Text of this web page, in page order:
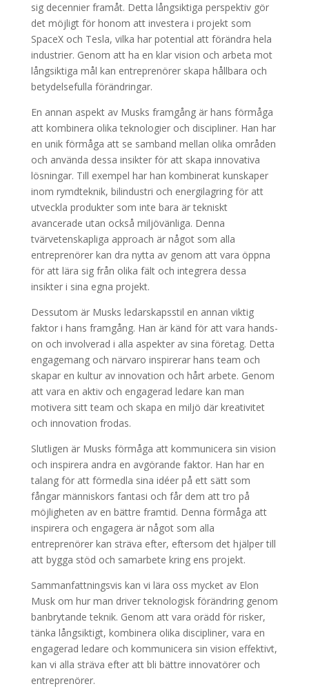
sig decennier framåt. Detta långsiktiga perspektiv gör
det möjligt för honom att investera i projekt som
SpaceX och Tesla, vilka har potential att förändra hela
industrier. Genom att ha en klar vision och arbeta mot
långsiktiga mål kan entreprenörer skapa hållbara och
betydelsefulla förändringar.
En annan aspekt av Musks framgång är hans förmåga
att kombinera olika teknologier och discipliner. Han har
en unik förmåga att se samband mellan olika områden
och använda dessa insikter för att skapa innovativa
lösningar. Till exempel har han kombinerat kunskaper
inom rymdteknik, bilindustri och energilagring för att
utveckla produkter som inte bara är tekniskt
avancerade utan också miljövänliga. Denna
tvärvetenskapliga approach är något som alla
entreprenörer kan dra nytta av genom att vara öppna
för att lära sig från olika fält och integrera dessa
insikter i sina egna projekt.
Dessutom är Musks ledarskapsstil en annan viktig
faktor i hans framgång. Han är känd för att vara hands-
on och involverad i alla aspekter av sina företag. Detta
engagemang och närvaro inspirerar hans team och
skapar en kultur av innovation och hårt arbete. Genom
att vara en aktiv och engagerad ledare kan man
motivera sitt team och skapa en miljö där kreativitet
och innovation frodas.
Slutligen är Musks förmåga att kommunicera sin vision
och inspirera andra en avgörande faktor. Han har en
talang för att förmedla sina idéer på ett sätt som
fångar människors fantasi och får dem att tro på
möjligheten av en bättre framtid. Denna förmåga att
inspirera och engagera är något som alla
entreprenörer kan sträva efter, eftersom det hjälper till
att bygga stöd och samarbete kring ens projekt.
Sammanfattningsvis kan vi lära oss mycket av Elon
Musk om hur man driver teknologisk förändring genom
banbrytande teknik. Genom att vara orädd för risker,
tänka långsiktigt, kombinera olika discipliner, vara en
engagerad ledare och kommunicera sin vision effektivt,
kan vi alla sträva efter att bli bättre innovatörer och
entreprenörer.